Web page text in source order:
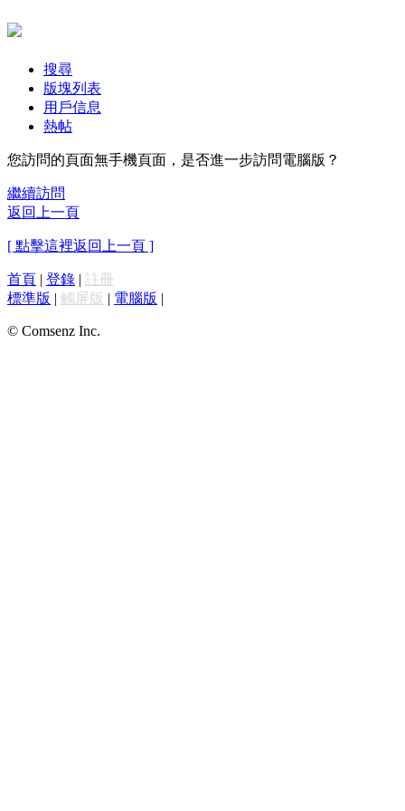
搜尋
版塊列表
用戶信息
熱帖
您訪問的頁面無手機頁面，是否進一步訪問電腦版？
繼續訪問
返回上一頁
[ 點擊這裡返回上一頁 ]
首頁 | 登錄 | 註冊
標準版 | 觸屏版 | 電腦版 |
© Comsenz Inc.